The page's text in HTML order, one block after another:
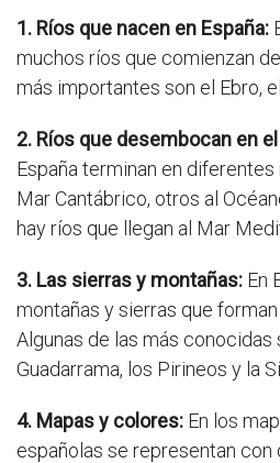
1. Ríos que nacen en España:
muchos ríos que comienzan
más importantes son el Ebro,
2. Ríos que desembocan en
España terminan en diferentes
Mar Cantábrico, otros al
hay ríos que llegan al Mar
3. Las sierras y montañas: En
montañas y sierras que
Algunas de las más conocidas
Guadarrama, los Pirineos y la
4. Mapas y colores: En los
españolas se representan con